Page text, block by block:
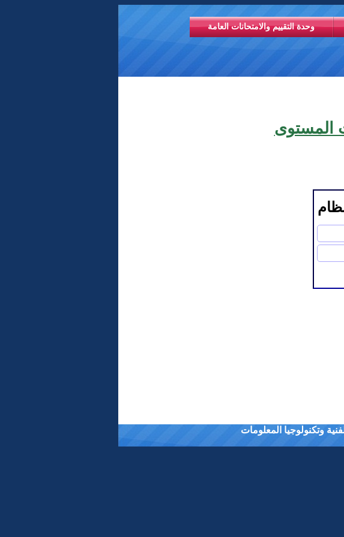
وحدة التقييم والامتحانات العامة
المستوى
وتكنولوجيا المعلومات